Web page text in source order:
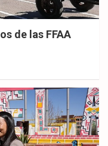
de las FFAA